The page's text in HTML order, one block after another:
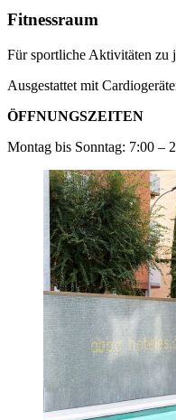
Fitnessraum
Für sportliche Aktivitäten zu
Ausgestattet mit
ÖFFNUNGSZEITEN
Montag bis Sonntag: 7:00 –